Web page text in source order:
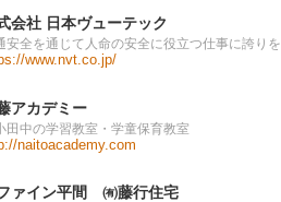
会社 日本ヴューテック
安全を通じて人命の安全に役立つ仕事に誇りを
www.nvt.co.jp/
アカデミー
田中の学習教室・学童保育教室
naitoacademy.com
ァイン平間 ㈲藤行住宅